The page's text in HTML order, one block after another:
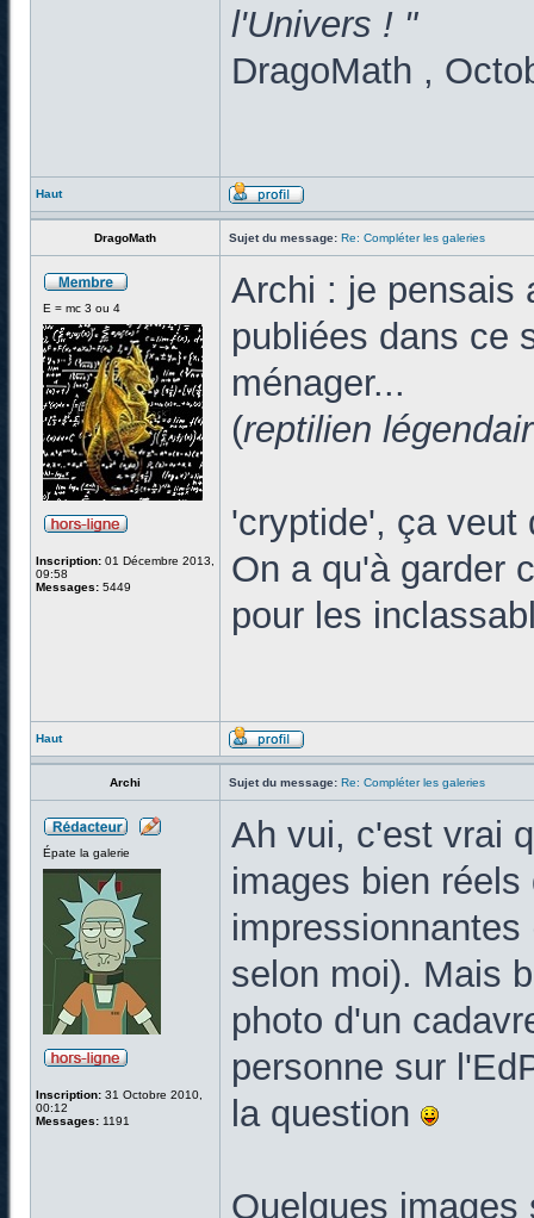
l'Univers ! "
DragoMath ,
Haut
DragoMath Sujet du message: Re: Compléter les galeries
E = mc 3 ou 4
Inscription: 01 Décembre 2013,
09:58
Messages: 5449
Archi : je pensais
publiées dans ce
ménager...
(reptilien
'cryptide', ça veut
On a qu'à garder
pour les
Haut
Archi Sujet du message: Re: Compléter les galeries
Épate la galerie
Inscription: 31 Octobre 2010,
00:12
Messages: 1191
Ah vui, c'est vrai
images bien réels
selon moi). Mais
photo d'un
personne sur
la question
Quelques images